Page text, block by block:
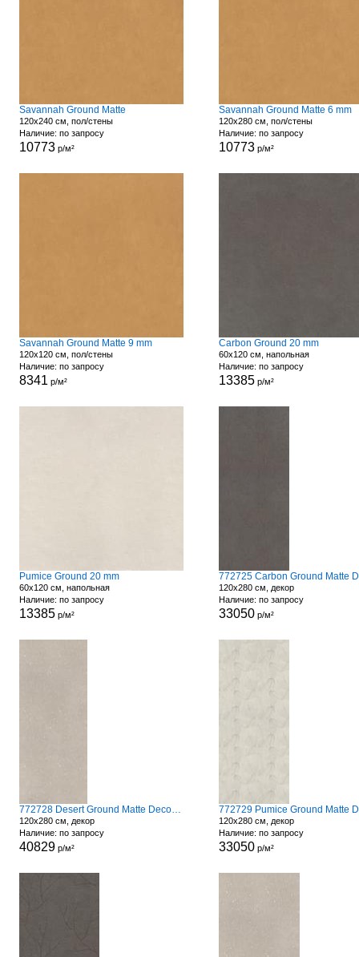
Savannah Ground Matte
120x240 см, пол/стены
Наличие: по запросу
10773р/м²
Savannah Ground Matte 6 mm
120x280 см, пол/стены
Наличие: по запросу
10773р/м²
Savannah Ground Matte 9 mm
120x120 см, пол/стены
Наличие: по запросу
8341 р/м²
Carbon Ground 20 mm
60x120 см, напольная
Наличие: по запросу
13385р/м²
Pumice Ground 20 mm
60x120 см, напольная
Наличие: по запросу
13385р/м²
120x280 см, декор
Наличие: по запросу
33050р/м²
772728 Desert Ground Matte Decoro Fronds
120x280 см, декор
Наличие: по запросу
40829р/м²
120x280 см, декор
Наличие: по запросу
33050р/м²